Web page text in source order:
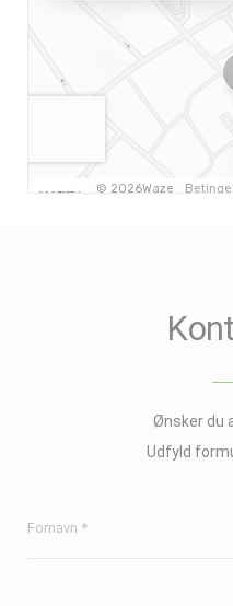
Ønsker du
Udfyld